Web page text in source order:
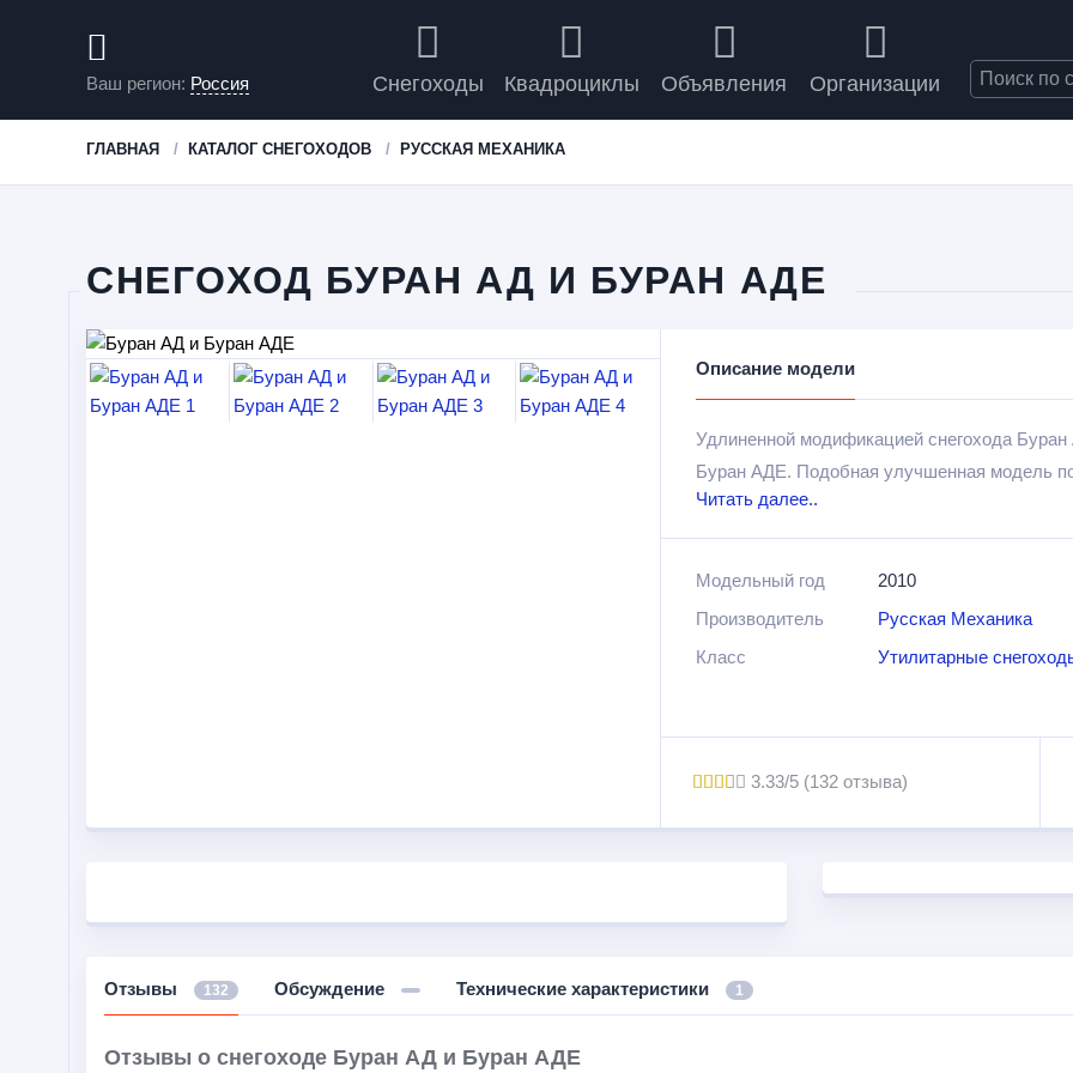
Ваш регион: Россия Снегоходы Квадроциклы Объявления Организации
ГЛАВНАЯ КАТАЛОГ СНЕГОХОДОВ РУССКАЯ МЕХАНИКА
СНЕГОХОД БУРАН АД И БУРАН АДЕ
Описание модели
Удлиненной модификацией снегохода
Буран АДЕ. Подобная улучшенная модель
размещения различного груза, например,
реверсом. Необходимо отметить, что
более комфортными и легко управляемыми.
слов разработчиков обеспечивает тягловую
Читать далее..
Модельный год
2010
Производитель
Русская Механика
Класс
Утилитарные
3.33/5 (132 отзыва)
Отзывы 132 Обсуждение Технические характеристики 1
Отзывы о снегоходе Буран АД и Буран АДЕ